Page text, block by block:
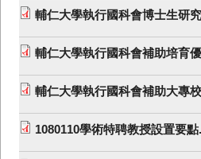
輔仁大學執行國科會博士生研
輔仁大學執行國科會補助培育
輔仁大學執行國科會補助大專
1080110學術特聘教授設置要